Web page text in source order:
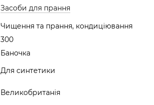
Засоби для прання
Чищення та прання, кондиціювання
300
Баночка
Для синтетики
Великобританія